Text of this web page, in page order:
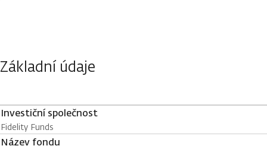
Základní údaje
Investiční společnost
Fidelity Funds
Název fondu